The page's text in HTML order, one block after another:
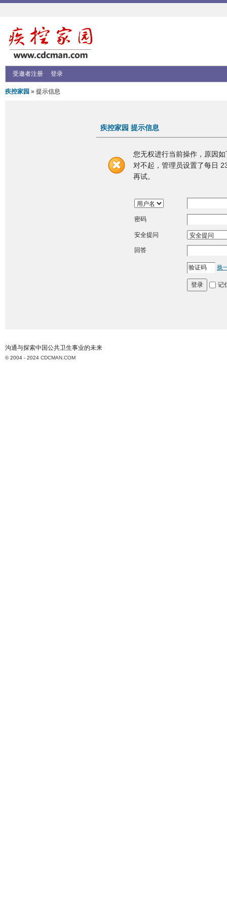
受邀者注册 登录
疾控家园 » 提示信息
疾控家园 提示信息
您无权进行当前操作，原因如
对不起，管理员设置了每日
再试。
密码
安全提问
回答
换
登录 记
沟通与探索中国公共卫生事业的未来
© 2004 - 2024 CDCMAN.COM